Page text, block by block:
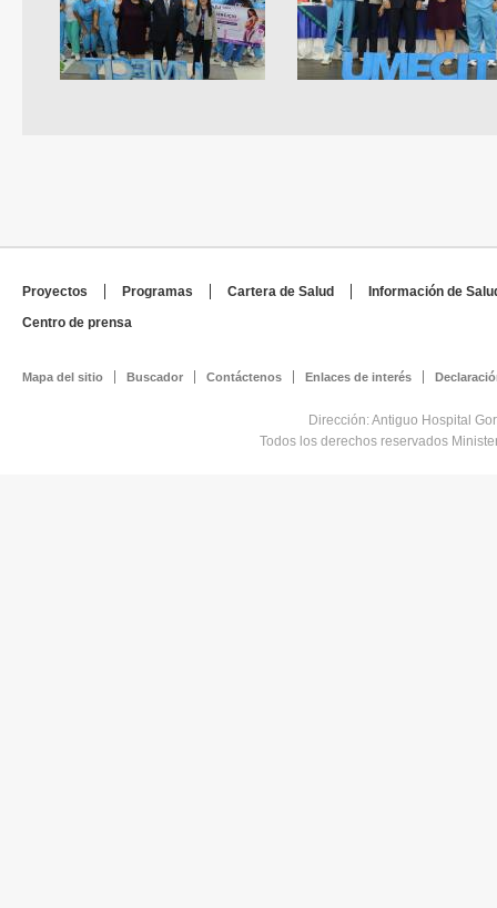
Proyectos Programas Cartera de Salud
Información de
Centro de prensa
Mapa del sitio Buscador Contáctenos Enlaces de interés
Dirección: Antiguo Hospital
Todos los derechos reservados